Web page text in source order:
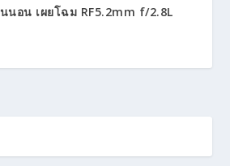
นอน เผยโฉม RF5.2mm f/2.8L